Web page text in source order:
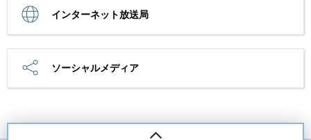
インターネット放送局
ソーシャルメディア